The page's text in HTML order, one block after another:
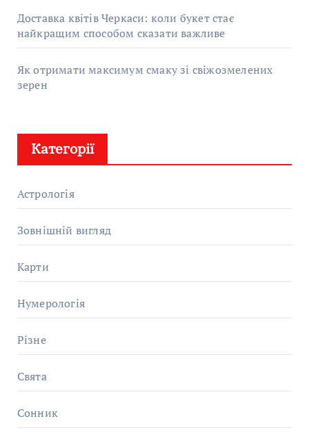
Доставка квітів Черкаси: коли букет стає
найкращим способом сказати важливе
Як отримати максимум смаку зі свіжозмелених
зерен
Категорії
Астрологія
Зовнішній вигляд
Карти
Нумерологія
Різне
Свята
Сонник